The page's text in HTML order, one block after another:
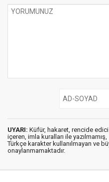
UYARI: Küfür, hakaret, rencide edici
içeren, imla kuralları ile yazılmamış,
Türkçe karakter kullanılmayan ve
onaylanmamaktadır.